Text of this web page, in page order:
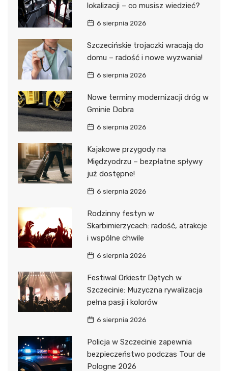
lokalizacji – co musisz wiedzieć?
6 sierpnia 2026
Szczecińskie trojaczki wracają do
domu – radość i nowe wyzwania!
6 sierpnia 2026
Nowe terminy modernizacji dróg w
Gminie Dobra
6 sierpnia 2026
Kajakowe przygody na
Międzyodrzu – bezpłatne spływy
już dostępne!
6 sierpnia 2026
Rodzinny festyn w
Skarbimierzycach: radość, atrakcje
i wspólne chwile
6 sierpnia 2026
Festiwal Orkiestr Dętych w
Szczecinie: Muzyczna rywalizacja
pełna pasji i kolorów
6 sierpnia 2026
Policja w Szczecinie zapewnia
bezpieczeństwo podczas Tour de
Pologne 2026